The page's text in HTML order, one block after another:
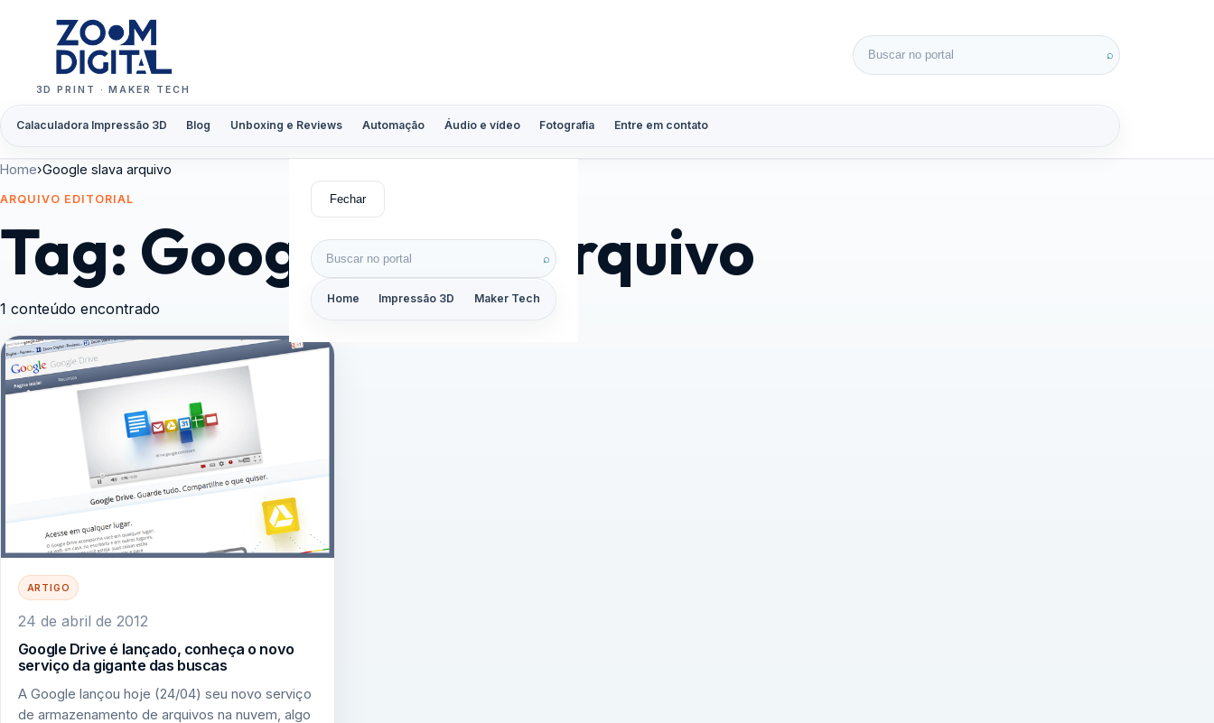
3D PRINT · MAKER TECH
Calaculadora Impressão 3D Blog Unboxing e Reviews Automação Áudio e vídeo Fotografia Entre em contato
Buscar por: ⌕
Fechar
Buscar por: ⌕
Home Impressão 3D Maker Tech
Home›Google slava arquivo
ARQUIVO EDITORIAL
Tag: Google slava arquivo
1 conteúdo encontrado
ARTIGO
24 de abril de 2012
Google Drive é lançado, conheça o novo
serviço da gigante das buscas
A Google lançou hoje (24/04) seu novo serviço
de armazenamento de arquivos na nuvem, algo